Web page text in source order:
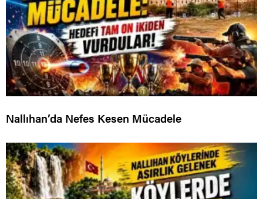
Nallıhan’da Nefes Kesen Mücadele